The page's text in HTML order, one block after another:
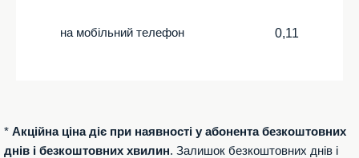
на мобільний телефон 0,11
* Акційна ціна діє при наявності у абонента безкоштовних
днів і безкоштовних хвилин. Залишок безкоштовних днів і